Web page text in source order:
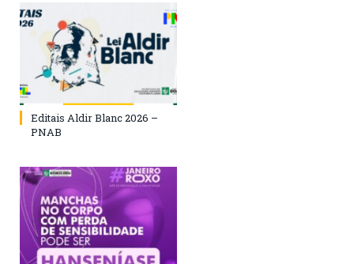
Editais Aldir Blanc 2026 –
PNAB